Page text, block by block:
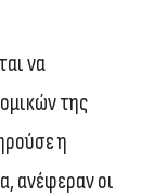
να
της
η
ανέφεραν οι